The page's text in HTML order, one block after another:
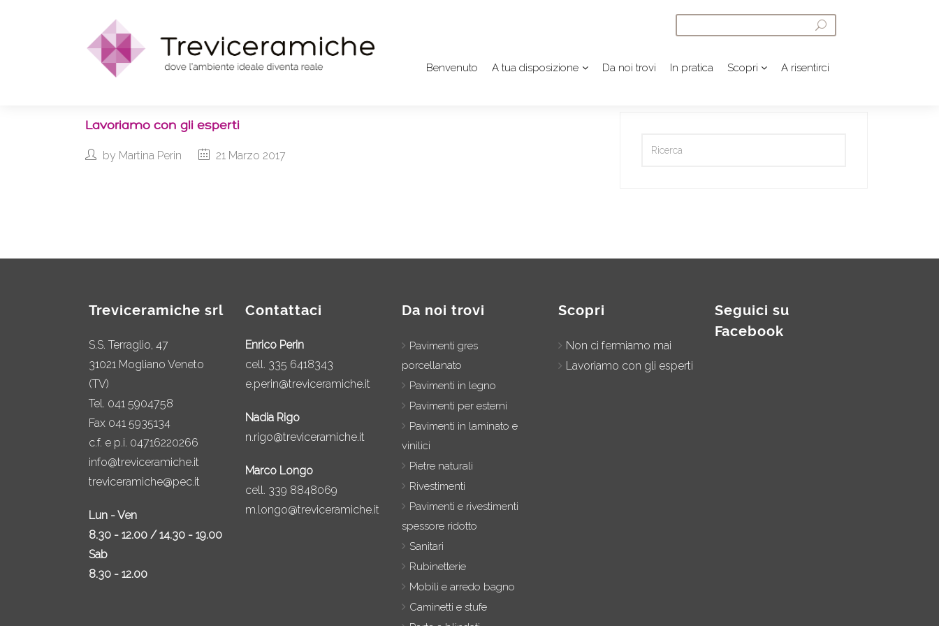
Benvenuto A tua disposizione Da noi trovi In pratica Scopri A risentirci
Lavoriamo con gli esperti
by Martina Perin 21 Marzo 2017
Treviceramiche srl
S.S. Terraglio, 47
31021 Mogliano Veneto
(TV)
Tel. 041 5904758
Fax 041 5935134
c.f. e p.i. 04716220266
info@treviceramiche.it
treviceramiche@pec.it
Lun - Ven
8.30 - 12.00 / 14.30 - 19.00
Sab
8.30 - 12.00
Contattaci
Enrico Perin
cell. 335 6418343
e.perin@treviceramiche.it
Nadia Rigo
n.rigo@treviceramiche.it
Marco Longo
cell. 339 8848069
m.longo@treviceramiche.it
Da noi trovi
Pavimenti gres
porcellanato
Pavimenti in legno
Pavimenti per esterni
Pavimenti in laminato e
vinilici
Pietre naturali
Rivestimenti
Pavimenti e rivestimenti
spessore ridotto
Sanitari
Rubinetterie
Mobili e arredo bagno
Caminetti e stufe
Scopri
Non ci fermiamo mai
Lavoriamo con gli esperti
Seguici su
Facebook